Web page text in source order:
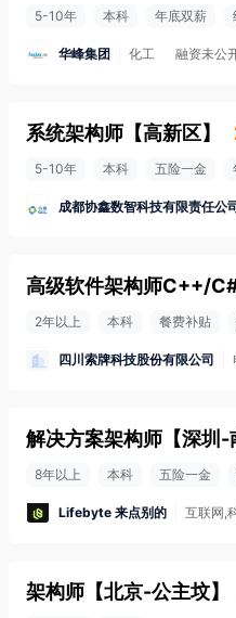
5-10年 本科 年底双薪
华峰集团 化工 融资未公
系统架构师 【高新区】
5-10年 本科 五险一金
成都协鑫数智科技有限责任公
高级软件架构师C++/
2年以上 本科 餐费补贴
四川索牌科技股份有限公司
解决方案架构师 【深圳-
8年以上 本科 五险一金
Lifebyte 来点别的 互联网,
架构师 【北京-公主坟】